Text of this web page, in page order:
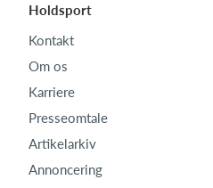
Holdsport
Kontakt
Om os
Karriere
Presseomtale
Artikelarkiv
Annoncering